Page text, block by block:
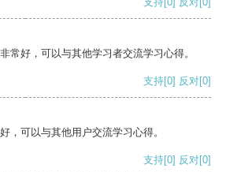
常好，可以与其他学习者交流学习心得。
支持[0] 反对[0]
，可以与其他用户交流学习心得。
支持[0] 反对[0]